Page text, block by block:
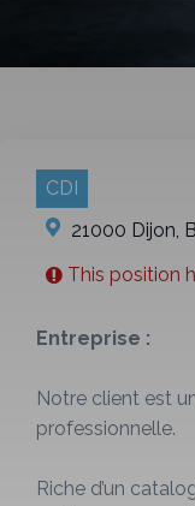
CDI
21000 Dijon,
This position
Entreprise :
Notre client est
professionnelle.
Riche d’un